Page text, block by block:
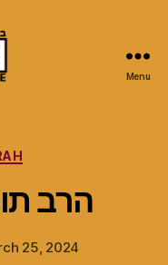
Menu
הרב
25, 2024